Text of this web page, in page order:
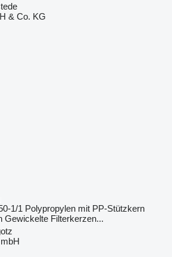
& Co. KG
1/1 Polypropylen mit PP-Stützkern
Gewickelte Filterkerzen...